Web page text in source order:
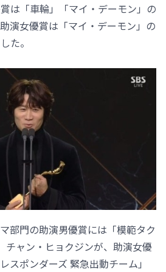
は「車輪」「マイ・デーモン」の
演女優賞は「マイ・デーモン」の
た。
部門の助演男優賞には「模範タク
チャン・ヒョクジンが、助演女優
スポンダーズ 緊急出動チーム」